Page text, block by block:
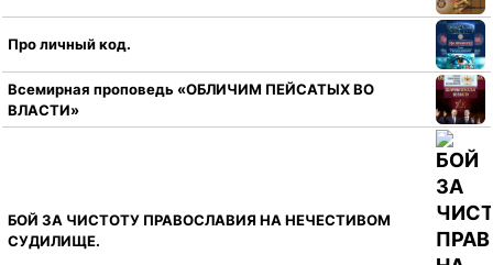
Про личный код.
Всемирная проповедь «ОБЛИЧИМ ПЕЙСАТЫХ ВО
ВЛАСТИ»
БОЙ ЗА ЧИСТОТУ ПРАВОСЛАВИЯ НА НЕЧЕСТИВОМ
СУДИЛИЩЕ.